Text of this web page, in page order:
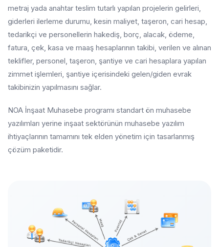
metraj yada anahtar teslim tutarlı yapılan projelerin gelirleri,
giderleri ilerleme durumu, kesin maliyet, taşeron, cari hesap,
tedarikçi ve personellerin hakediş, borç, alacak, ödeme,
fatura, çek, kasa ve maaş hesaplarının takibi, verilen ve alınan
teklifler, personel, taşeron, şantiye ve cari hesaplara yapılan
zimmet işlemleri, şantiye içerisindeki gelen/giden evrak
takibinizin yapılmasını sağlar.
NOA İnşaat Muhasebe programı standart ön muhasebe
yazılımları yerine inşaat sektörünün muhasebe yazılım
ihtiyaçlarının tamamını tek elden yönetim için tasarlanmış
çözüm paketidir.